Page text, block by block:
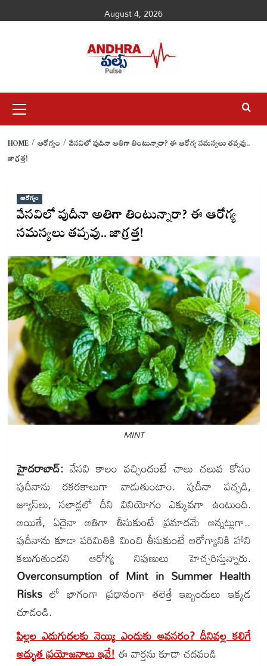
to
August 4, 2026
Menu
HOME ఆరోగ్యం
వేసవిలో పుదీనా అతిగా తింటున్నారా? ఈ ఆరోగ్య సమస్యలు తప్పవు..
జాగ్రత్త!
ఆరోగ్యం
వేసవిలో పుదీనా అతిగా తింటున్నారా? ఈ ఆరోగ్య
సమస్యలు తప్పవు.. జాగ్రత్త!
MINT
హైదరాబాద్:వేసవి కాలం వచ్చిందంటే చాలు చలువ కోసం
పుదీనాను రకరకాలుగా వాడుతుంటాం. పుదీనా పచ్చడి,
జ్యూస్‌లు, సలాడ్లలో దీని వినియోగం ఎక్కువగా ఉంటుంది.
అయితే, ఏదైనా అతిగా తీసుకుంటే ప్రమాదమే అన్నట్లుగా..
పుదీనాను కూడా పరిమితికి మించి తీసుకుంటే ఆరోగ్యానికి హాని
కలుగుతుందని ఆరోగ్య నిపుణులు హెచ్చరిస్తున్నారు.
Overconsumption of Mint in Summer Health
Risksలో భాగంగా ప్రధానంగా తలెత్తే ఇబ్బందులు ఇక్కడ
చూడండి.
పిల్లల ఎదుగుదలకు నెయ్యి ఎందుకు అవసరం? దీనివల్ల కలిగే
అద్భుత ప్రయోజనాలు ఇవే!ఈ వార్తను కూడా చదవండి